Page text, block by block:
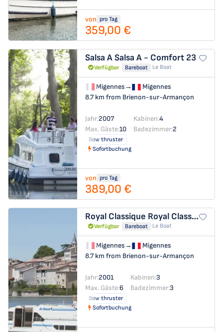
von pro Tag
359,00 €
Salsa ASalsa A - Comfort 23
Verfügbar Bareboat Le Boat
Migennes→
Migennes
8.7 km from Brienon-sur-Armançon
Jahr:2007 Kabinen:4
Max. Gäste:10 Badezimmer:2
Bow thruster
Sofortbuchung
von pro Tag
389,00 €
Royal Classique Royal Classique - Comfort 14
Verfügbar Bareboat Le Boat
Migennes→
Migennes
8.7 km from Brienon-sur-Armançon
Jahr:2001 Kabinen:3
Max. Gäste:6 Badezimmer:3
Bow thruster
Sofortbuchung